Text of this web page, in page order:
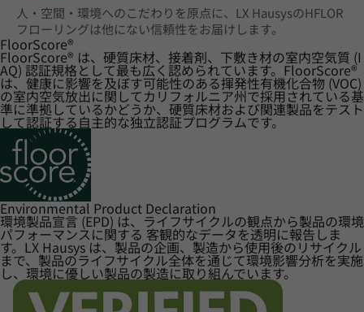
人・空間・環境へのこだわりを原点に、LX HausysのHFLOR
フローリングは他にない信頼性をお届けします。
FloorScore®
FloorScore® は、硬質床材、接着剤、下敷き材の室内空気質 (I
AQ) 認証規格として最も広く認められています。FloorScore®
は、健康に影響を及ぼす可能性のある揮発性有機化合物 (VOC)
の室内空気放出に関してカリフォルニア州で採用されている基
準に準拠しているかどうか、硬質床材および関連製品をテスト
して認証する自主的な独立認証プログラムです。
Environmental Product Declaration
環境製品宣言 (EPD) は、ライフサイクルの観点から製品の環境
パフォーマンスに関する 客観的なデータを透明に報告しま
す。LX Hausys は、製品の企画、製造から使用後のリサイクル
まで、製品のライフサイクル全体を通じて環境影響分析を実施
し、環境に優しい製品の製造に取り組んでいます。